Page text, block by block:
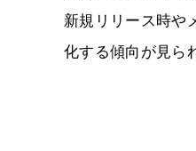
新規リリース時や
化する傾向が見ら